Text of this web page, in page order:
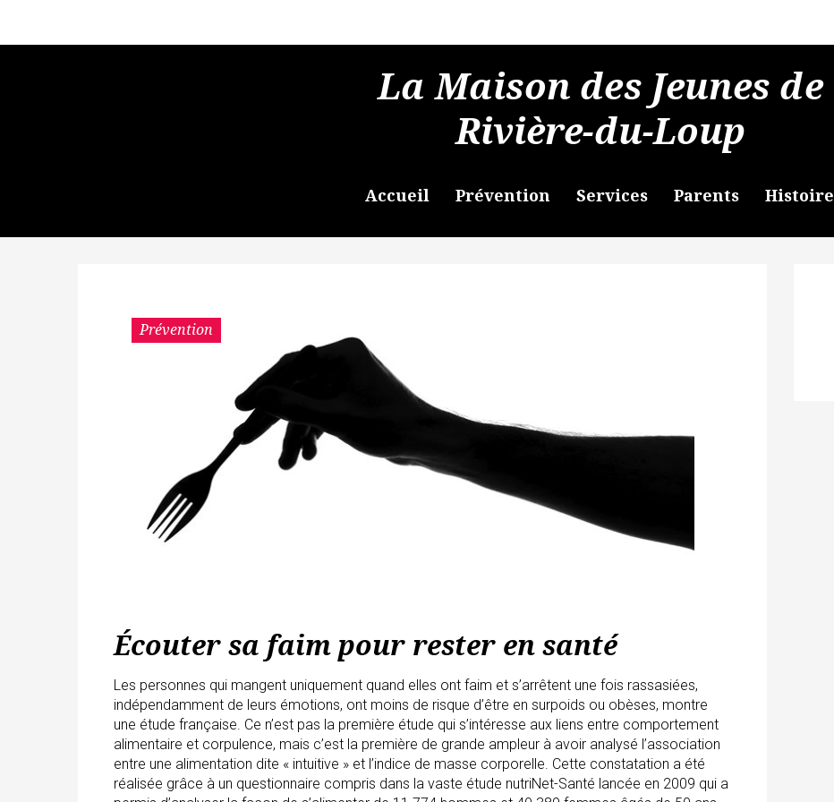
La Maison des Jeunes de
Rivière-du-Loup
Accueil Prévention Services Parents Histoire
Prévention
Écouter sa faim pour rester en santé
Les personnes qui mangent uniquement quand elles ont faim et s’arrêtent une fois rassasiées,
indépendamment de leurs émotions, ont moins de risque d’être en surpoids ou obèses, montre
une étude française. Ce n’est pas la première étude qui s’intéresse aux liens entre comportement
alimentaire et corpulence, mais c’est la première de grande ampleur à avoir analysé l’association
entre une alimentation dite « intuitive » et l’indice de masse corporelle. Cette constatation a été
réalisée grâce à un questionnaire compris dans la vaste étude nutriNet-Santé lancée en 2009 qui a